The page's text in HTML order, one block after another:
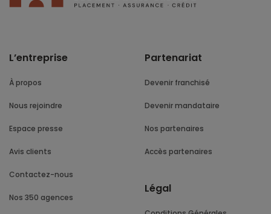
L’entreprise
À propos
Nous rejoindre
Espace presse
Avis clients
Contactez-nous
Nos 350 agences
Partenariat
Devenir franchisé
Devenir mandataire
Nos partenaires
Accès partenaires
Légal